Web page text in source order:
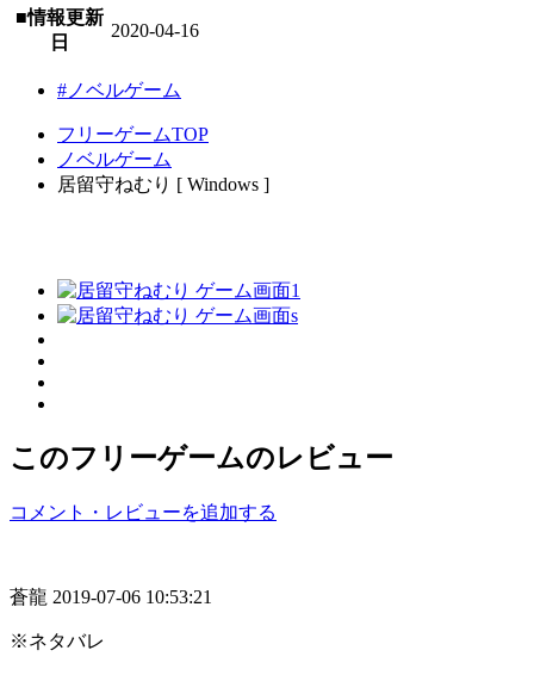
■情報更新
日
2020-04-16
#ノベルゲーム
フリーゲームTOP
ノベルゲーム
居留守ねむり [ Windows ]
このフリーゲームのレビュー
コメント・レビューを追加する
蒼龍 2019-07-06 10:53:21
※ネタバレ